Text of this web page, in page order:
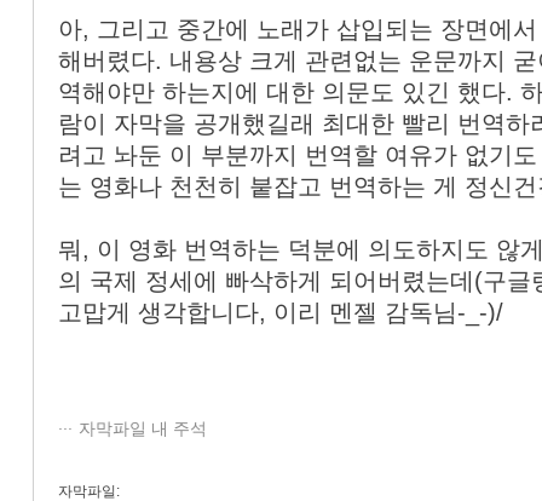
아, 그리고 중간에 노래가 삽입되는 장면에
해버렸다. 내용상 크게 관련없는 운문까지
역해야만 하는지에 대한 의문도 있긴 했다.
람이 자막을 공개했길래 최대한 빨리 번역
려고 놔둔 이 부분까지 번역할 여유가 없기
는 영화나 천천히 붙잡고 번역하는 게 정신
뭐, 이 영화 번역하는 덕분에 의도하지도 않
의 국제 정세에 빠삭하게 되어버렸는데(구
고맙게 생각합니다, 이리 멘젤 감독님-_-)/
자막파일 내 주석
자막파일: